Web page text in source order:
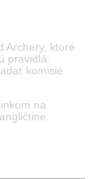
Archery, ktoré
pravidlá.
komisie
na